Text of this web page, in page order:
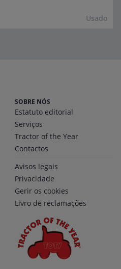
Usado
SOBRE NÓS
Estatuto editorial
Serviços
Tractor of the Year
Contactos
Avisos legais
Privacidade
Gerir os cookies
Livro de reclamações